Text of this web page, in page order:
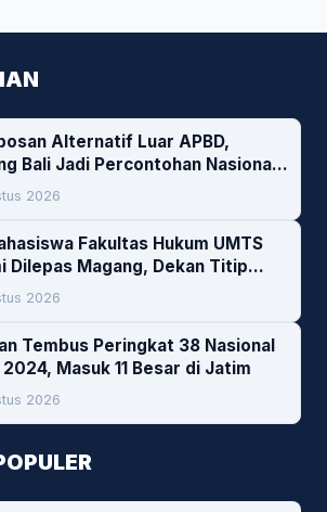
Alternatif Luar APBD,
Bali Jadi Percontohan Nasional
Daerah
2026
Fakultas Hukum UMTS
Dilepas Magang, Dekan Titip
Pesan Penting
2026
Tembus Peringkat 38 Nasional
2024, Masuk 11 Besar di Jatim
2026